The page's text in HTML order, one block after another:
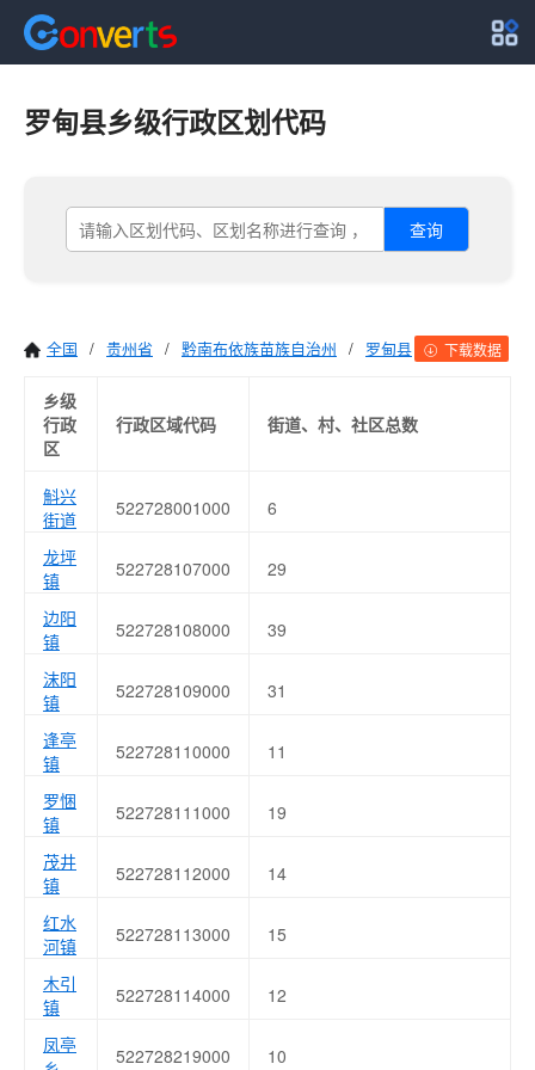
罗甸县乡级行政区划代码
查询
全国 / 贵州省 / 黔南布依族苗族自治州 / 罗甸县 下载数据
乡级
行政
区
行政区域代码 街道、村、社区总数
斛兴
街道
522728001000 6
龙坪
镇
522728107000 29
边阳
镇
522728108000 39
沫阳
镇
522728109000 31
逢亭
镇
522728110000 11
罗悃
镇
522728111000 19
茂井
镇
522728112000 14
红水
河镇
522728113000 15
木引
镇
522728114000 12
凤亭
522728219000 10